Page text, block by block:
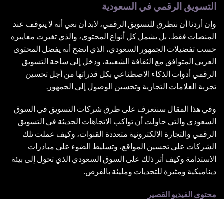
التسويق الرقمي في السعودية
وإن أردنا أن نتطرق للتسويق الرقمي، لابد أن نعي أنه لا يتوقف عند
المنصات فقط، بل يشمل كل أنواع المحتوى، والذي تغيرت معاييره
حسب تفضيلات الجمهور السعودي، الذي اتضح أنه يفضل المحتوى
العربي المتوافق مع الثقافة الشعبية، ودخل إلى ساحة التسويق
الرقمي أدوات الذكاء الاصطناعي بكل قدراتها من أجل تحسين
تجربة العلامات التجارية وتحسين الوصول إلى الجمهور.
وفي هذا المقال سنتعرف على طرق شركات التسويق في السوق
السعودي والتي حاولت أن تواكب الاتجاهات الحديثة في التسويق
الرقمي والتجارة الالكترونية متعددة القنوات، وكيف عملت تلك
الشركات على تحسين المواقع، وتسليط الضوء على مبادرات
الاستدامة وكيف أثر ذلك على السوق السعودي الذي تحول إلى بيئة
ديناميكية ومثيرة للتحديات ومليئة بالفرص.
محتوى الفيديو القصير